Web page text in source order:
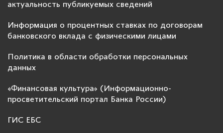
актуальность публикуемых сведений
Информация о процентных ставках по договорам
банковского вклада с физическими лицами
Политика в области обработки персональных
данных
«Финансовая культура» (Информационно-
просветительский портал Банка России)
ГИС ЕБС